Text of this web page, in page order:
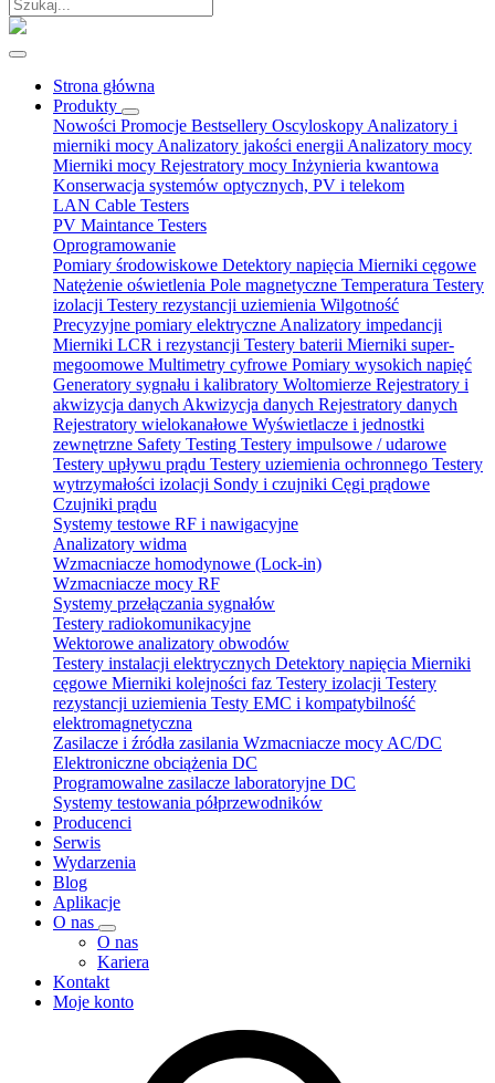
Strona główna
Produkty
Nowości Promocje Bestsellery Oscyloskopy Analizatory i
mierniki mocy Analizatory jakości energii Analizatory mocy
Mierniki mocy Rejestratory mocy Inżynieria kwantowa
Konserwacja systemów optycznych, PV i telekom
LAN Cable Testers
PV Maintance Testers
Oprogramowanie
Pomiary środowiskowe Detektory napięcia Mierniki cęgowe
Natężenie oświetlenia Pole magnetyczne Temperatura Testery
izolacji Testery rezystancji uziemienia Wilgotność
Precyzyjne pomiary elektryczne Analizatory impedancji
Mierniki LCR i rezystancji Testery baterii Mierniki super-
megoomowe Multimetry cyfrowe Pomiary wysokich napięć
Generatory sygnału i kalibratory Woltomierze Rejestratory i
akwizycja danych Akwizycja danych Rejestratory danych
Rejestratory wielokanałowe Wyświetlacze i jednostki
zewnętrzne Safety Testing Testery impulsowe / udarowe
Testery upływu prądu Testery uziemienia ochronnego Testery
wytrzymałości izolacji Sondy i czujniki Cęgi prądowe
Czujniki prądu
Systemy testowe RF i nawigacyjne
Analizatory widma
Wzmacniacze homodynowe (Lock‑in)
Wzmacniacze mocy RF
Systemy przełączania sygnałów
Testery radiokomunikacyjne
Wektorowe analizatory obwodów
Testery instalacji elektrycznych Detektory napięcia Mierniki
cęgowe Mierniki kolejności faz Testery izolacji Testery
rezystancji uziemienia Testy EMC i kompatybilność
elektromagnetyczna
Zasilacze i źródła zasilania Wzmacniacze mocy AC/DC
Elektroniczne obciążenia DC
Programowalne zasilacze laboratoryjne DC
Systemy testowania półprzewodników
Producenci
Serwis
Wydarzenia
Blog
Aplikacje
O nas
O nas
Kariera
Kontakt
Moje konto